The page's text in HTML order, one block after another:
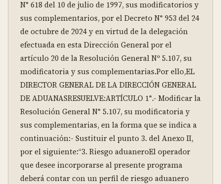
N° 618 del 10 de julio de 1997, sus modificatorios y
sus complementarios, por el Decreto N° 953 del 24
de octubre de 2024 y en virtud de la delegación
efectuada en esta Dirección General por el
artículo 20 de la Resolución General Nº 5.107, su
modificatoria y sus complementarias.Por ello,EL
DIRECTOR GENERAL DE LA DIRECCIÓN GENERAL
DE ADUANASRESUELVE:ARTÍCULO 1°.- Modificar la
Resolución General N° 5.107, su modificatoria y
sus complementarias, en la forma que se indica a
continuación:- Sustituir el punto 3. del Anexo II,
por el siguiente:“3. Riesgo aduaneroEl operador
que desee incorporarse al presente programa
deberá contar con un perfil de riesgo aduanero